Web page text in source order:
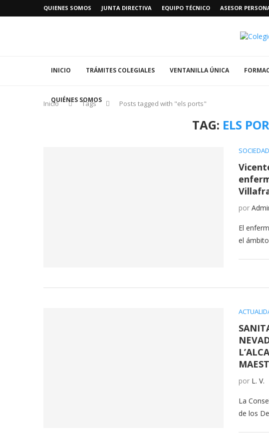
QUIENES SOMOS JUNTA DIRECTIVA EQUIPO TÉCNICO ASESOR
INICIO TRÁMITES COLEGIALES VENTANILLA ÚNICA
QUIÉNES SOMOS
Inicio Tags Posts tagged with "els ports"
TAG: ELS
SOCIEDAD
por
El
el
por L. V.
La
de los